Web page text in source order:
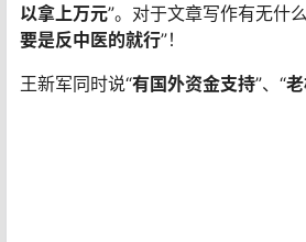
以拿上万元”。对于文章写作有无什
要是反中医的就行”！
王新军同时说“有国外资金支持”、“